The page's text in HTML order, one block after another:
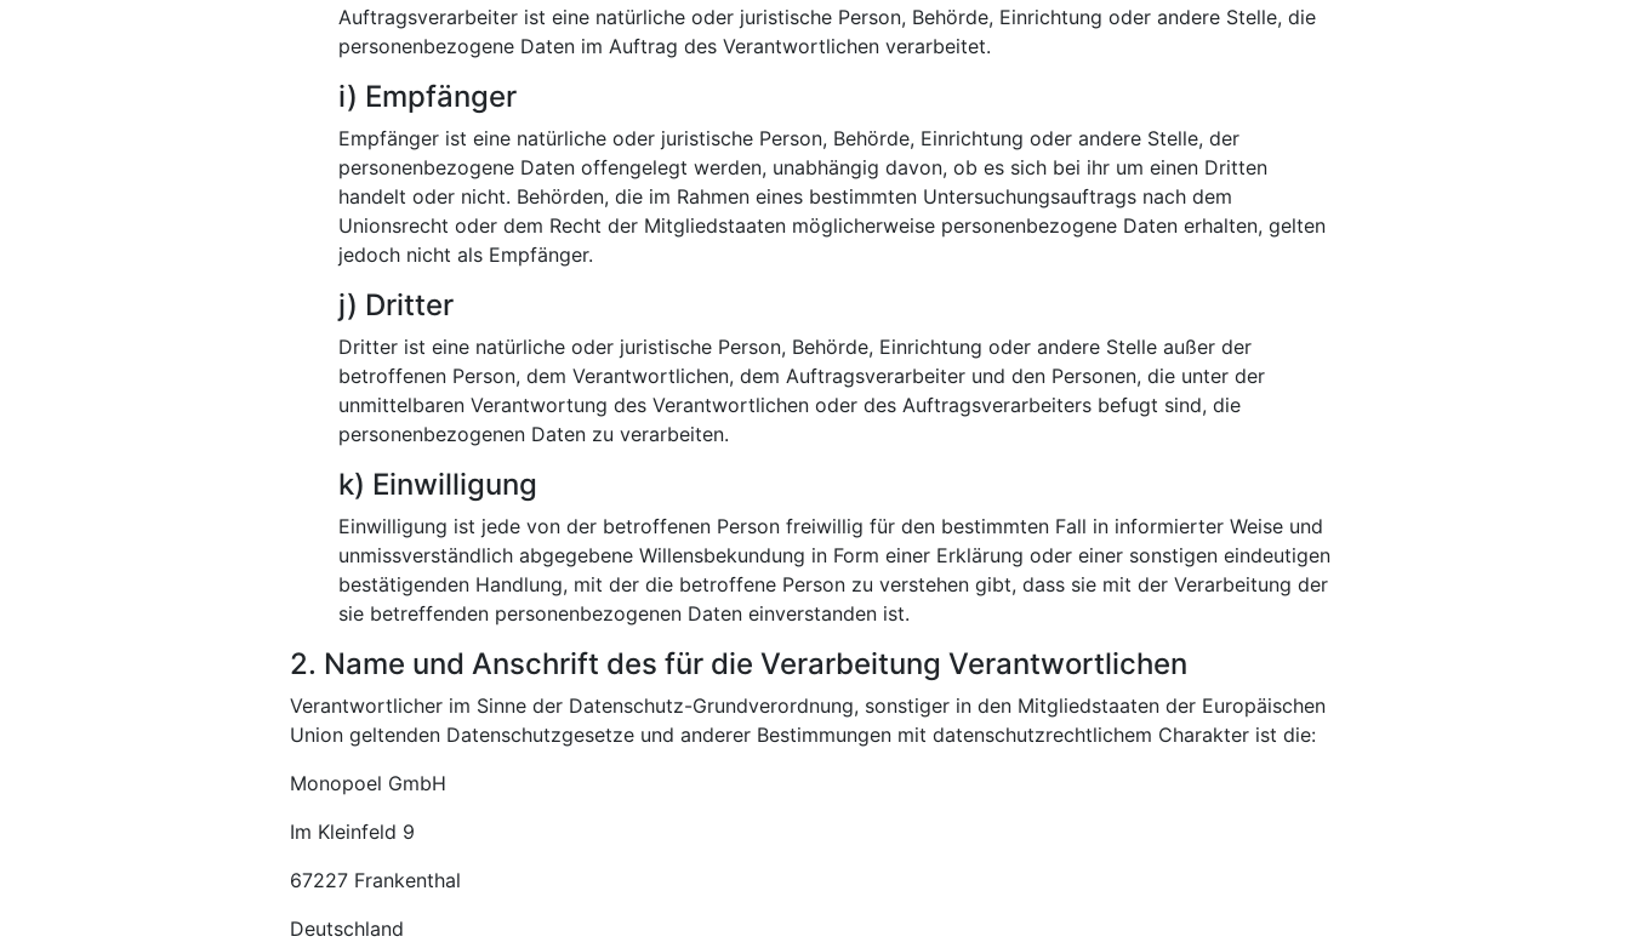
Auftragsverarbeiter ist eine natürliche oder juristische Person, Behörde, Einrichtung oder andere Stelle, die
personenbezogene Daten im Auftrag des Verantwortlichen verarbeitet.
i) Empfänger
Empfänger ist eine natürliche oder juristische Person, Behörde, Einrichtung oder andere Stelle, der
personenbezogene Daten offengelegt werden, unabhängig davon, ob es sich bei ihr um einen Dritten
handelt oder nicht. Behörden, die im Rahmen eines bestimmten Untersuchungsauftrags nach dem
Unionsrecht oder dem Recht der Mitgliedstaaten möglicherweise personenbezogene Daten erhalten, gelten
jedoch nicht als Empfänger.
j) Dritter
Dritter ist eine natürliche oder juristische Person, Behörde, Einrichtung oder andere Stelle außer der
betroffenen Person, dem Verantwortlichen, dem Auftragsverarbeiter und den Personen, die unter der
unmittelbaren Verantwortung des Verantwortlichen oder des Auftragsverarbeiters befugt sind, die
personenbezogenen Daten zu verarbeiten.
k) Einwilligung
Einwilligung ist jede von der betroffenen Person freiwillig für den bestimmten Fall in informierter Weise und
unmissverständlich abgegebene Willensbekundung in Form einer Erklärung oder einer sonstigen eindeutigen
bestätigenden Handlung, mit der die betroffene Person zu verstehen gibt, dass sie mit der Verarbeitung der
sie betreffenden personenbezogenen Daten einverstanden ist.
2. Name und Anschrift des für die Verarbeitung Verantwortlichen
Verantwortlicher im Sinne der Datenschutz-Grundverordnung, sonstiger in den Mitgliedstaaten der Europäischen
Union geltenden Datenschutzgesetze und anderer Bestimmungen mit datenschutzrechtlichem Charakter ist die:
Monopoel GmbH
Im Kleinfeld 9
67227 Frankenthal
Deutschland